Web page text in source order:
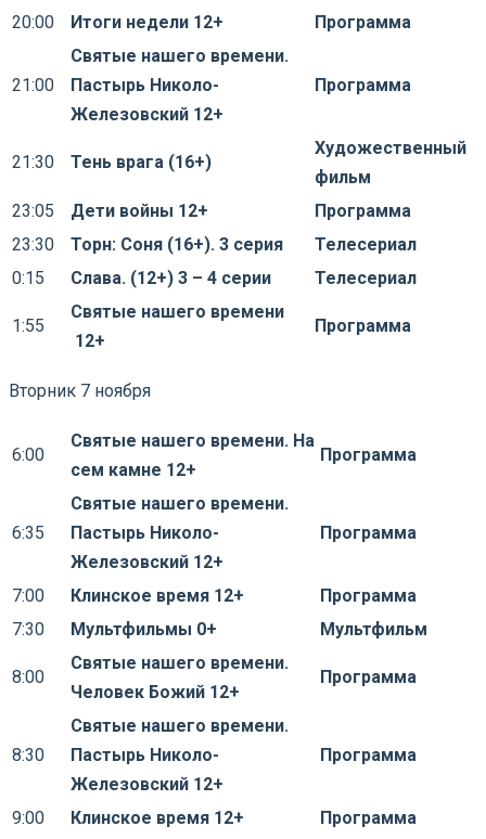
20:00
Итоги недели 12+ Программа
21:00
Святые нашего времени.
Пастырь Николо-
Железовский 12+
Программа
21:30 Тень врага (16+)
Художественный
фильм
23:05
Дети войны 12+
Программа
23:30
Торн: Соня (16+). 3 серия
Телесериал
0:15
Слава. (12+) 3 – 4 серии Телесериал
1:55
Святые нашего времени
12+
Программа
Вторник 7 ноября
6:00
Святые нашего времени. На
сем камне 12+
Программа
6:35
Святые нашего времени.
Пастырь Николо-
Железовский 12+
Программа
7:00 Клинское время 12+
Программа
7:30
Мультфильмы 0+ Мультфильм
8:00
Святые нашего времени.
Человек Божий 12+
Программа
8:30
Святые нашего времени.
Пастырь Николо-
Железовский 12+
Программа
9:00 Клинское время 12+
Программа